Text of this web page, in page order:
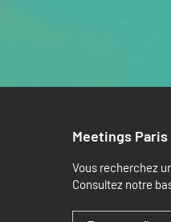
Meetings Paris
Vous recherchez
Consultez notre